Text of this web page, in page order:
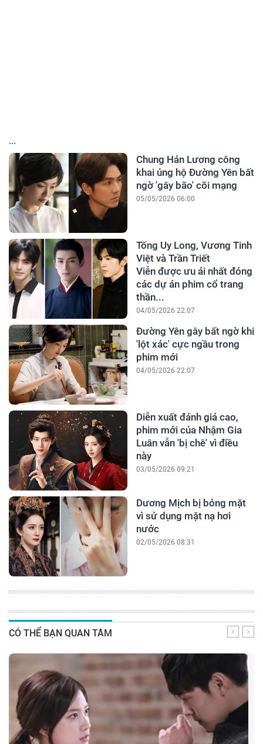
...
Chung Hán Lương công
khai ủng hộ Đường Yên bất
ngờ 'gây bão' cõi mạng
05/05/2026 06:00
Tống Uy Long, Vương Tinh
Việt và Trần Triết
Viễn được ưu ái nhất đóng
các dự án phim cổ trang
thần...
04/05/2026 22:07
Đường Yên gây bất ngờ khi
'lột xác' cực ngầu trong
phim mới
04/05/2026 22:07
Diễn xuất đánh giá cao,
phim mới của Nhậm Gia
Luân vẫn 'bị chê' vì điều
này
03/05/2026 09:21
Dương Mịch bị bỏng mặt
vì sử dụng mặt nạ hơi
nước
02/05/2026 08:31
CÓ THỂ BẠN QUAN TÂM